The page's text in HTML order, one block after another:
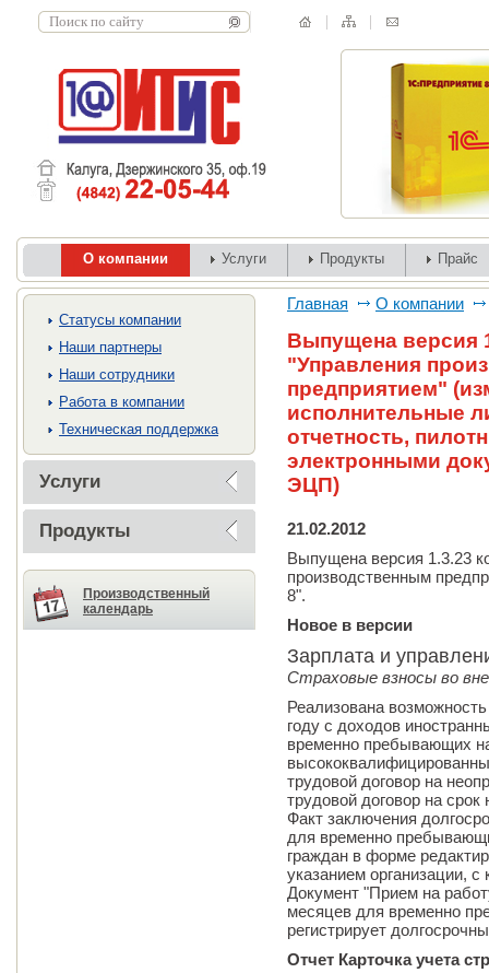
О компании Услуги Продукты Прайс
Cтатусы компании
Наши партнеры
Наши сотрудники
Работа в компании
Техническая поддержка
Услуги
Продукты
Производственный
календарь
Главная О компании
Выпущена версия
"Управления
предприятием"
исполнительные
отчетность,
электронными
ЭЦП)
21.02.2012
Выпущена версия 1.3.23
производственным
8".
Новое в версии
Зарплата и
Страховые взносы во
Реализована
году с доходов
временно пребывающих
трудовой договор на
трудовой договор на
Факт заключения
для временно
граждан в форме
указанием организации, с
Документ "Прием на
месяцев для временно
регистрирует
Отчет Карточка учета